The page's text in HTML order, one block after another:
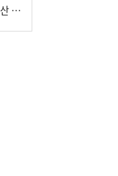
8500여 그루 편백 호위하는 ‘언택트’ 천마산 산림욕장